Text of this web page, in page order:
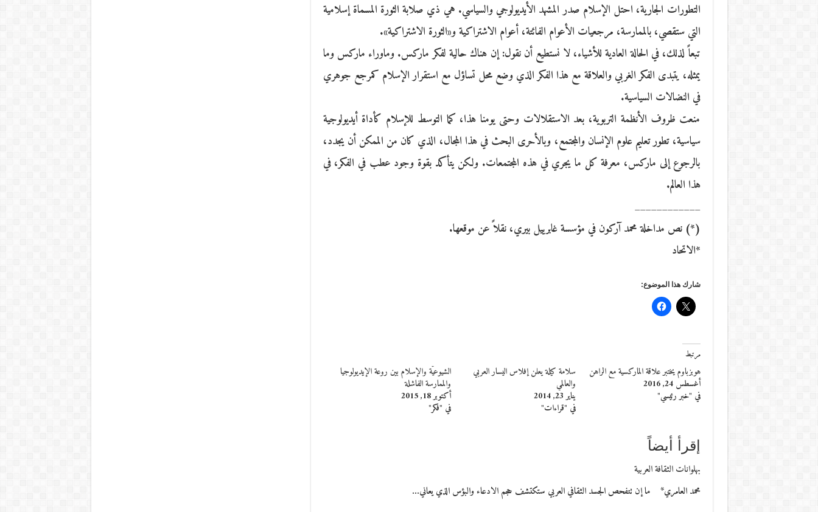
التطورات الجارية، احتل الإسلام صدر المشهد الأيديولوجي والسياسي. هي ذي صلابة الثورة المسماة إسلامية
التي ستقصي، بالممارسة، مرجعيات الأعوام الفائتة، أعوام الاشتراكية و«الثورة الاشتراكية».
تبعاً لذلك، في الحالة العادية للأشياء، لا نستطيع أن نقول: إن هناك حالية لفكر ماركس. وماوراء ماركس وما
يمثله، يتبدى الفكر الغربي والعلاقة مع هذا الفكر الذي وضع محل تساؤل مع استقرار الإسلام كمرجع جوهري
في النضالات السياسية.
منعت ظروف الأنظمة التربوية، بعد الاستقلالات وحتى يومنا هذا، كما التوسط للإسلام كأداة أيديولوجية
سياسية، تطور تعليم علوم الإنسان والمجتمع، وبالأحرى البحث في هذا المجال، الذي كان من الممكن أن يجدد،
بالرجوع إلى ماركس، معرفة كل ما يجري في هذه المجتمعات. ولكن يتأكد بقوة وجود عطب في الفكر، في
هذا العالم.
____________
(*) نص مداخلة محمد آركون في مؤسسة غابرييل بيري، نقلاً عن موقعها.
*الاتحاد
شارك هذا الموضوع:
مرتبط
هوبزباوم يختبر علاقة الماركسية مع الراهن
أغسطس 24, 2016
في "خبر رئيسي"
سلامة كيلة يعلن إفلاس اليسار العربي
والعالمي
يناير 23, 2014
في "قراءات"
الشيوعيّة والإسلام بين روعة الإيديولوجيا
والممارسة الفاشلة
أكتوبر 18, 2015
في "فكر"
إقرأ أيضاً
بهلوانات الثقافة العربية
محمد العامري* ما إن تتفحص الجسد الثقافي العربي ستكتشف حجم الادعاء والبؤس الذي يعاني…